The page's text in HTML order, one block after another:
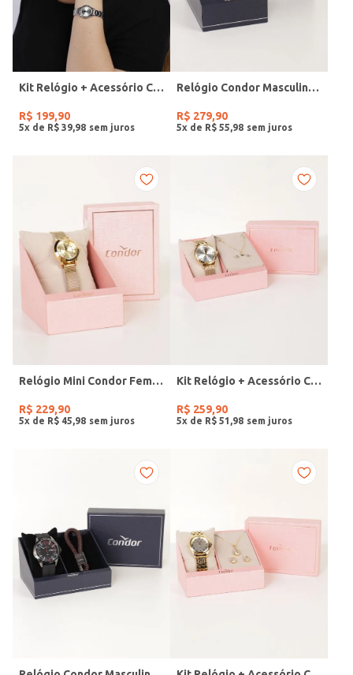
Kit Relógio + Acessório Condor Feminino PRATA
R$ 199,90
5x de R$ 39 98
Relógio Condor Masculino PRATA
R$ 279,90
5x de R$ 55 98
Relógio Mini Condor Feminino DOURADO
R$ 229,90
5x de R$ 45 98
Kit Relógio + Acessório Condor Feminino DOURADO
R$ 259,90
5x de R$ 51 98